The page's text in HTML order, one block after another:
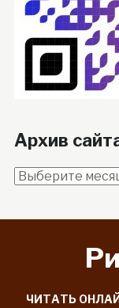
Архив
Архив
ЧИТАТЬ